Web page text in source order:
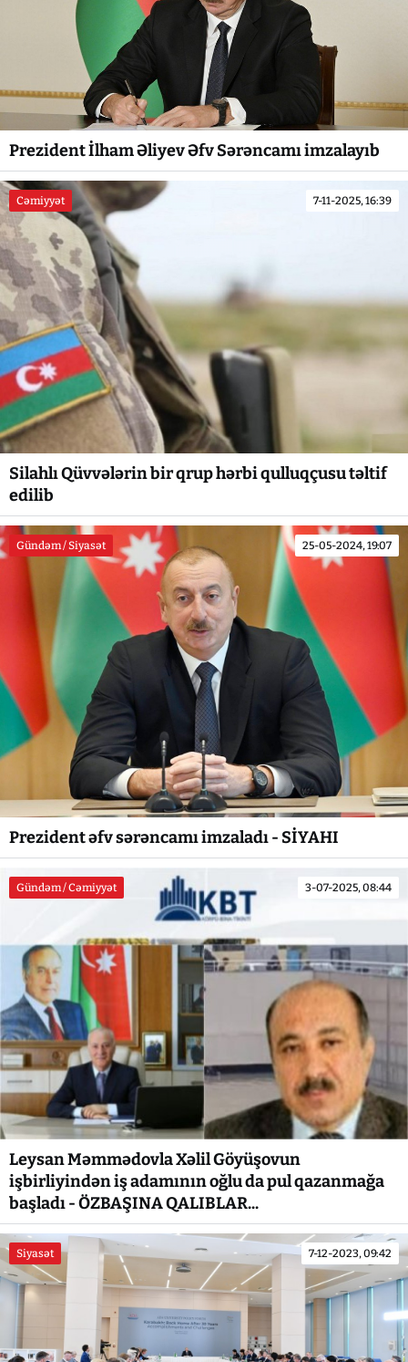
Prezident İlham Əliyev Əfv Sərəncamı imzalayıb
Cəmiyyət 7-11-2025, 16:39
Silahlı Qüvvələrin bir qrup hərbi qulluqçusu təltif
edilib
Gündəm / Siyasət 25-05-2024, 19:07
Prezident əfv sərəncamı imzaladı - SİYAHI
Gündəm / Cəmiyyət 3-07-2025, 08:44
Leysan Məmmədovla Xəlil Göyüşovun
işbirliyindən iş adamının oğlu da pul qazanmağa
başladı - ÖZBAŞINA QALIBLAR...
Siyasət 7-12-2023, 09:42